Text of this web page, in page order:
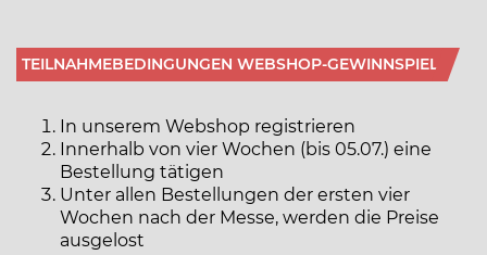
TEILNAHMEBEDINGUNGEN WEBSHOP-GEWINNSPIEL
In unserem Webshop registrieren
Innerhalb von vier Wochen (bis 05.07.) eine
Bestellung tätigen
Unter allen Bestellungen der ersten vier
Wochen nach der Messe, werden die Preise
ausgelost